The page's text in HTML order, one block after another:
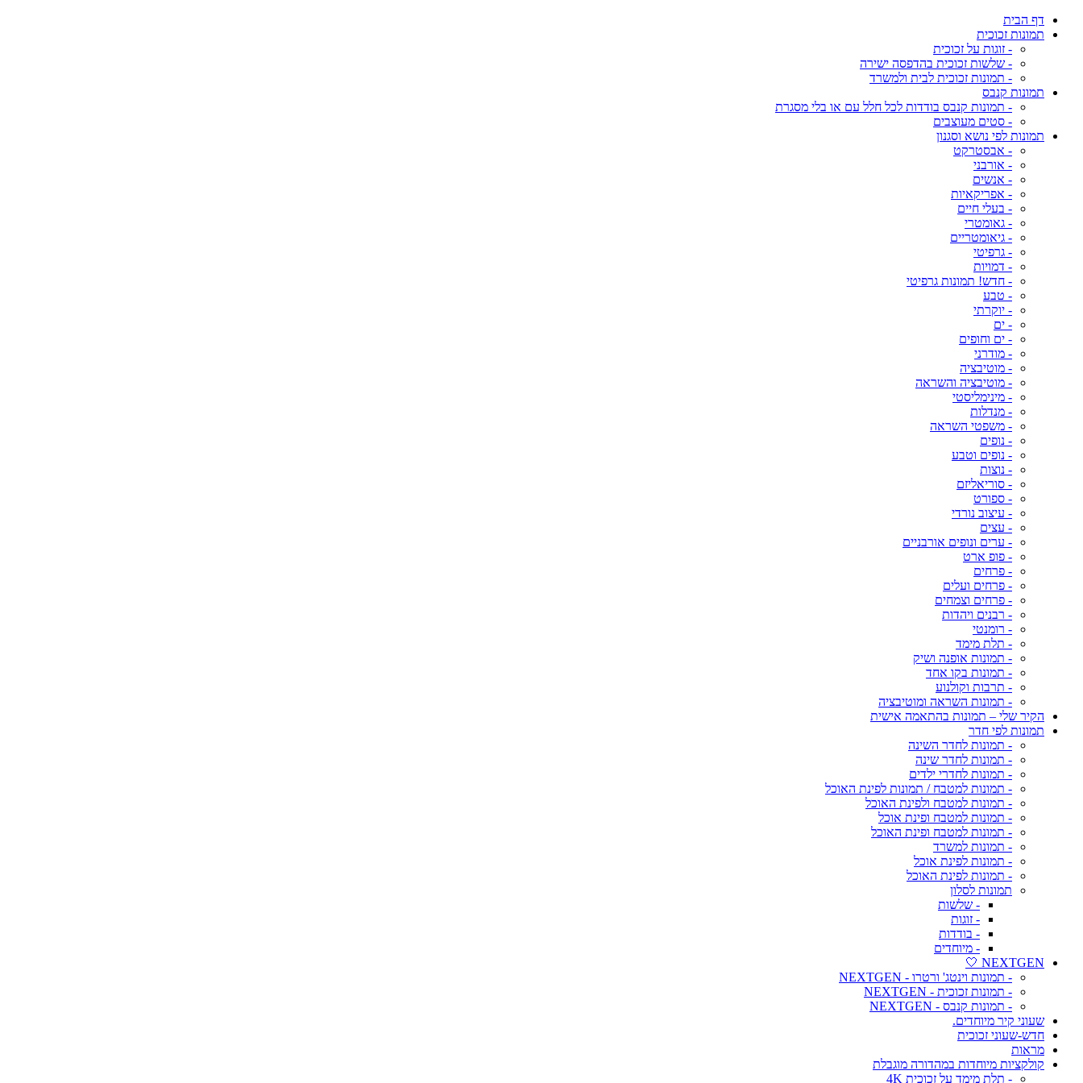
דף הבית
תמונות זכוכית
- זוגות על זכוכית
- שלשות זכוכית בהדפסה ישירה
- תמונות זכוכית לבית ולמשרד
תמונות קנבס
- תמונות קנבס בודדות לכל חלל עם או בלי מסגרת
- סטים מעוצבים
תמונות לפי נושא וסגנון
- אבסטרקט
- אורבני
- אנשים
- אפריקאיות
- בעלי חיים
- גאומטרי
- גיאומטריים
- גרפיטי
- דמויות
- חדש! תמונות גרפיטי
- טבע
- יוקרתי
- ים
- ים וחופים
- מודרני
- מוטיבציה
- מוטיבציה והשראה
- מינימליסטי
- מנדלות
- משפטי השראה
- נופים
- נופים וטבע
- נוצות
- סוריאליזם
- ספורט
- עיצוב נורדי
- עצים
- ערים ונופים אורבניים
- פופ ארט
- פרחים
- פרחים ועלים
- פרחים וצמחים
- רבנים ויהדות
- רומנטי
- תלת מימד
- תמונות אופנה ושיק
- תמונות בקו אחד
- תרבות וקולנוע
- תמונות השראה ומוטיבציה
הקיר שלי – תמונות בהתאמה אישית
תמונות לפי חדר
- תמונות לחדר השינה
- תמונות לחדר שינה
- תמונות לחדרי ילדים
- תמונות למטבח / תמונות לפינת האוכל
- תמונות למטבח ולפינת האוכל
- תמונות למטבח ופינת אוכל
- תמונות למטבח ופינת האוכל
- תמונות למשרד
- תמונות לפינת אוכל
- תמונות לפינת האוכל
תמונות לסלון
- שלשות
- זוגות
- בודדות
- מיוחדים
NEXTGEN 🤍
- תמונות וינטג' ורטרו - NEXTGEN
- תמונות זכוכית - NEXTGEN
- תמונות קנבס - NEXTGEN
שעוני קיר מיוחדים.
חדש-שעוני זכוכית
מראות
קולקציות מיוחדות במהדורה מוגבלת
- תלת מימד על זכוכית 4K